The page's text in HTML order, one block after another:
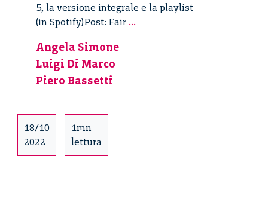
5, la versione integrale e la playlist
(in Spotify)Post: Fair ...
Angela Simone
Luigi Di Marco
Piero Bassetti
18/10
2022
1mn
lettura